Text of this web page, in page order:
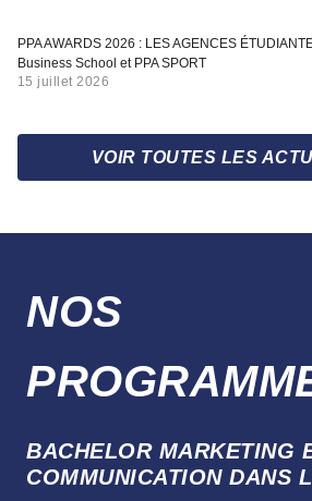
Actualité
PPA AWARDS 2026 : LES AGENCES
Business School et PPA SPORT
15 juillet 2026
VOIR TOUTES LES
NOS
BACHELOR MARKETING
COMMUNICATION DANS